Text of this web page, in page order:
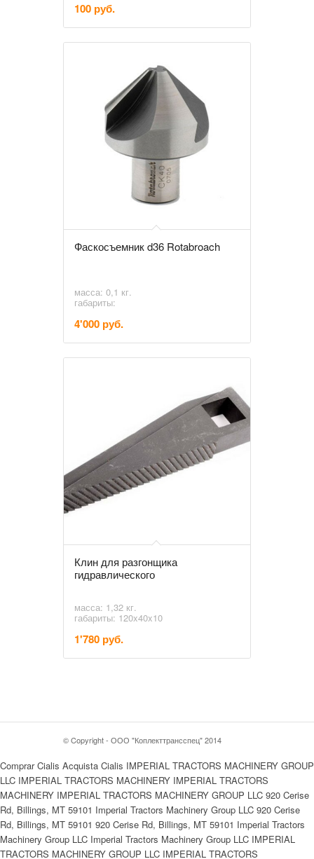
100 руб.
Фаскосъемник d36 Rotabroach
масса: 0,1 кг.
габариты:
4'000 руб.
Клин для разгонщика
гидравлического
масса: 1,32 кг.
габариты: 120x40x10
1'780 руб.
© Copyright - ООО "Коплекттрансспец" 2014
Comprar Cialis Acquista Cialis IMPERIAL TRACTORS MACHINERY GROUP
LLC IMPERIAL TRACTORS MACHINERY IMPERIAL TRACTORS
MACHINERY IMPERIAL TRACTORS MACHINERY GROUP LLC 920 Cerise
Rd, Billings, MT 59101 Imperial Tractors Machinery Group LLC 920 Cerise
Rd, Billings, MT 59101 920 Cerise Rd, Billings, MT 59101 Imperial Tractors
Machinery Group LLC Imperial Tractors Machinery Group LLC IMPERIAL
TRACTORS MACHINERY GROUP LLC IMPERIAL TRACTORS